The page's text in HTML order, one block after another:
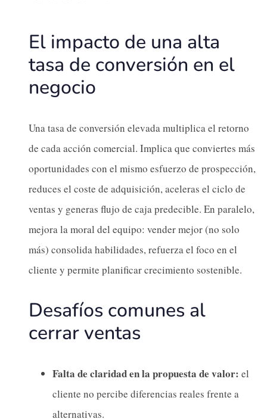
El impacto de una alta
tasa de conversión en el
negocio
Una tasa de conversión elevada multiplica el retorno
de cada acción comercial. Implica que conviertes más
oportunidades con el mismo esfuerzo de prospección,
reduces el coste de adquisición, aceleras el ciclo de
ventas y generas flujo de caja predecible. En paralelo,
mejora la moral del equipo: vender mejor (no solo
más) consolida habilidades, refuerza el foco en el
cliente y permite planificar crecimiento sostenible.
Desafíos comunes al
cerrar ventas
Falta de claridad en la propuesta de valor: el
cliente no percibe diferencias reales frente a
alternativas.